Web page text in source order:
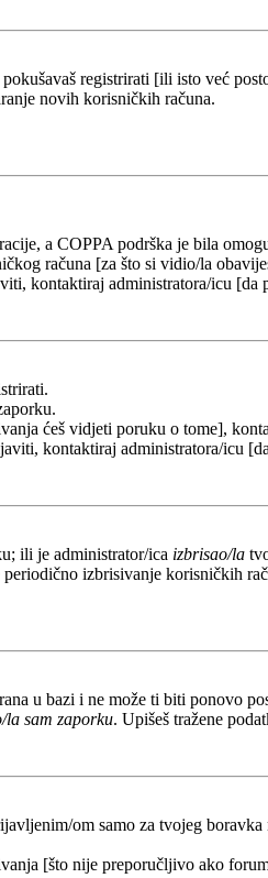
registrirati [ili isto već
novih korisničkih računa.
a COPPA podrška je bila
računa [za što si vidio/la
kontaktiraj administratora/icu
ćeš vidjeti poruku o tome],
kontaktiraj administratora/icu
ili je administrator/ica izbrisao/la
izbrisivanje korisničkih
u bazi i ne može ti biti ponovo
la sam zaporku. Upišeš tražene
om samo za tvojeg
[što nije preporučljivo ako